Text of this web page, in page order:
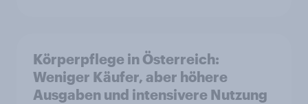
Körperpflege in Österreich:
Weniger Käufer, aber höhere
Ausgaben und intensivere Nutzung